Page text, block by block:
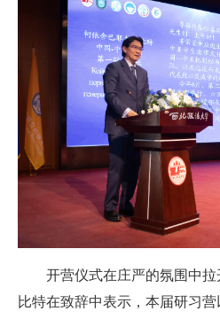
开营仪式在庄严的氛围中
比特在致辞中表示，本届研习